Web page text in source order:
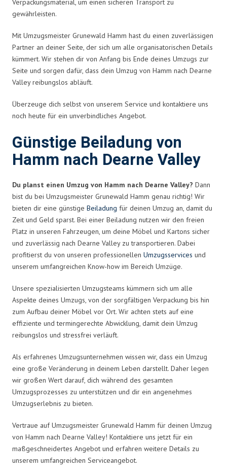
Verpackungsmaterial, um einen sicheren Transport zu
gewährleisten.
Mit Umzugsmeister Grunewald Hamm hast du einen zuverlässigen
Partner an deiner Seite, der sich um alle organisatorischen Details
kümmert. Wir stehen dir von Anfang bis Ende deines Umzugs zur
Seite und sorgen dafür, dass dein Umzug von Hamm nach Dearne
Valley reibungslos abläuft.
Überzeuge dich selbst von unserem Service und kontaktiere uns
noch heute für ein unverbindliches Angebot.
Günstige Beiladung von
Hamm nach Dearne Valley
Du planst einen Umzug von Hamm nach Dearne Valley? Dann
bist du bei Umzugsmeister Grunewald Hamm genau richtig! Wir
bieten dir eine günstige Beiladung für deinen Umzug an, damit du
Zeit und Geld sparst. Bei einer Beiladung nutzen wir den freien
Platz in unseren Fahrzeugen, um deine Möbel und Kartons sicher
und zuverlässig nach Dearne Valley zu transportieren. Dabei
profitierst du von unseren professionellen Umzugsservices und
unserem umfangreichen Know-how im Bereich Umzüge.
Unsere spezialisierten Umzugsteams kümmern sich um alle
Aspekte deines Umzugs, von der sorgfältigen Verpackung bis hin
zum Aufbau deiner Möbel vor Ort. Wir achten stets auf eine
effiziente und termingerechte Abwicklung, damit dein Umzug
reibungslos und stressfrei verläuft.
Als erfahrenes Umzugsunternehmen wissen wir, dass ein Umzug
eine große Veränderung in deinem Leben darstellt. Daher legen
wir großen Wert darauf, dich während des gesamten
Umzugsprozesses zu unterstützen und dir ein angenehmes
Umzugserlebnis zu bieten.
Vertraue auf Umzugsmeister Grunewald Hamm für deinen Umzug
von Hamm nach Dearne Valley! Kontaktiere uns jetzt für ein
maßgeschneidertes Angebot und erfahren weitere Details zu
unserem umfangreichen Serviceangebot.